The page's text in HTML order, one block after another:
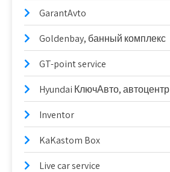
GarantAvto
Goldenbay, банный комплекс
GT-point service
Hyundai КлючАвто, автоцентр
Inventor
KaKastom Box
Live car service